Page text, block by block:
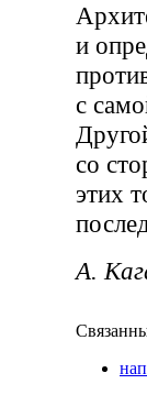
и
с
со
этих
А.